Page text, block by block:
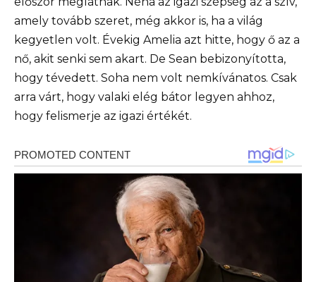
amely tovább szeret, még akkor is, ha a világ
kegyetlen volt. Évekig Amelia azt hitte, hogy ő az a
nő, akit senki sem akart. De Sean bebizonyította,
hogy tévedett. Soha nem volt nemkívánatos. Csak
arra várt, hogy valaki elég bátor legyen ahhoz,
hogy felismerje az igazi értékét.